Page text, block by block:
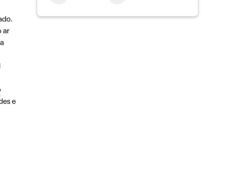
ar
e